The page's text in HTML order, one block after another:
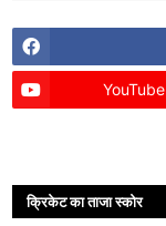
YouTube
क्रिकेट का ताजा स्कोर